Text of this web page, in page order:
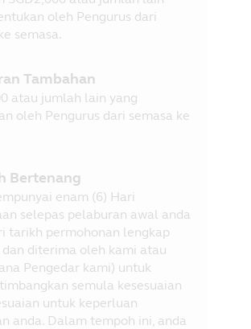
oleh Pengurus dari
semasa.
Tambahan
atau jumlah lain yang
oleh Pengurus dari semasa ke
Bertenang
enam (6) Hari
selepas pelaburan awal anda
tarikh permohonan lengkap
diterima oleh kami atau
Pengedar kami) untuk
semula kesesuaian
untuk keperluan
anda. Dalam tempoh ini, anda